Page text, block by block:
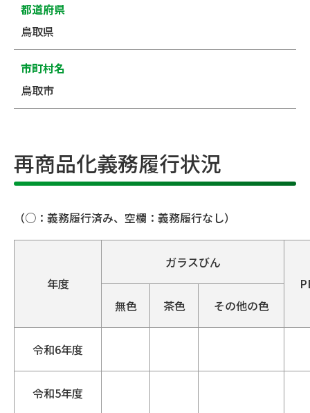
都道府県
鳥取県
市町村名
鳥取市
再商品化義務履行状況
（○：義務履行済み、空欄：義務履行なし）
年度
ガラスびん
無色
茶色 その他の色
令和6年度
令和5年度